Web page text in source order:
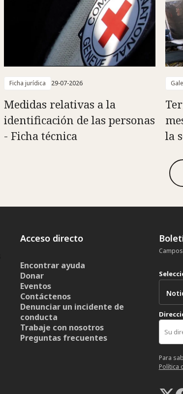
Ficha jurídica 29-07-2026
Medidas relativas a la
identificación de las personas
- Ficha técnica
la
Acceso directo
Encontrar ayuda
Donar
Eventos
Contáctenos
Denunciar un incidente de
conducta
Trabaje con nosotros
Preguntas frecuentes
Para
Política